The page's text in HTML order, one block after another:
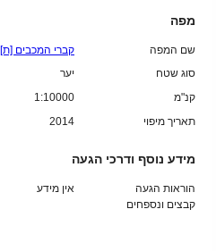
מפה
שם המפה
קברי המכבים [ת]
סוג שטח
יער
קנ"מ
1:10000
תאריך מיפוי
2014
מידע נוסף ודרכי הגעה
הוראות הגעה
אין מידע
קבצים ונספחים